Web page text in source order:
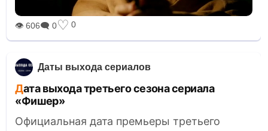
👁 606🗨 0♡ 0
Даты выхода сериалов
Дата выхода третьего сезона сериала
«Фишер»
Официальная дата премьеры третьего